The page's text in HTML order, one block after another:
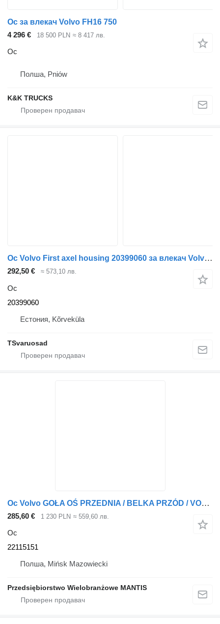
Ос за влекач Volvo FH16 750
4 296 €
18 500 PLN ≈ 8 417 лв.
Ос
Полша, Pniów
K&K TRUCKS
Ос Volvo First axel housing 20399060 за влекач Volvo FM9
292,50 € ≈ 573,10 лв.
Ос
20399060
Естония, Kõrveküla
TSvaruosad
Ос Volvo GOŁA OŚ PRZEDNIA / BELKA PRZÓD / VOLVO FH4 EURO 6 22115151 за влекач
285,60 € 1 230 PLN ≈ 559,60 лв.
Ос
22115151
Полша, Mińsk Mazowiecki
Przedsiębiorstwo Wielobranżowe MANTIS